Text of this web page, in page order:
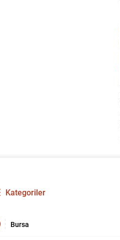
Kategoriler
Bursa